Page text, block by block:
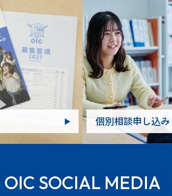
個別相談申し込み
OIC SOCIAL MEDIA